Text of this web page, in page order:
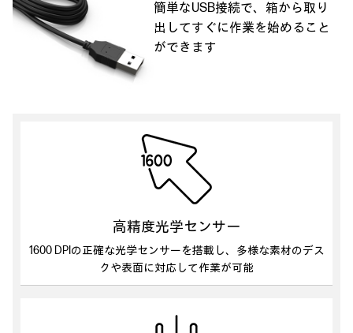
簡単なUSB接続で、箱から取り
出してすぐに作業を始めること
ができます
高精度光学センサー
1600 DPIの正確な光学センサーを搭載し、 多様な素材のデス
クや表面に対応して作業が可能